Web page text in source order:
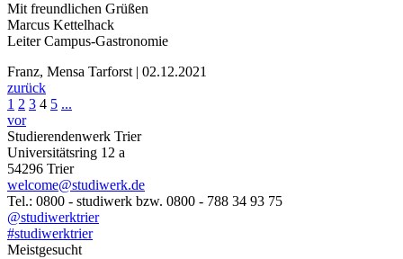
Mit freundlichen Grüßen
Marcus Kettelhack
Leiter Campus-Gastronomie
Franz, Mensa Tarforst | 02.12.2021
zurück
1 2 3 4 5 ...
vor
Studierendenwerk Trier
Universitätsring 12 a
54296 Trier
welcome@studiwerk.de
Tel.: 0800 - studiwerk bzw. 0800 - 788 34 93 75
@studiwerktrier
#studiwerktrier
Meistgesucht